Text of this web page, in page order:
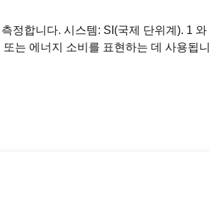
정합니다. 시스템: SI(국제 단위계). 1 와
는 에너지 소비를 표현하는 데 사용됩